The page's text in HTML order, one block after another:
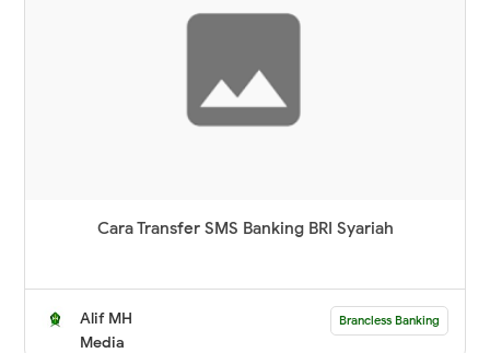
Cara Transfer SMS Banking BRI Syariah
Alif MH
Media
Brancless Banking